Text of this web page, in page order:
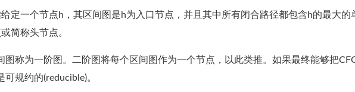
定一个节点h，其区间图是h为入口节点，并且其中所有闭合路径都包含h的最大的
简称头节点。
图称为一阶图。二阶图将每个区间图作为一个节点，以此类推。如果最终能够把
规约的(reducible)。